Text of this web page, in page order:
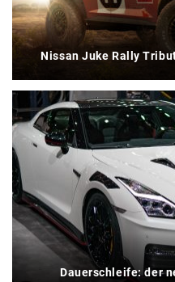
Nissan Juke Rally
Dauerschleife: der